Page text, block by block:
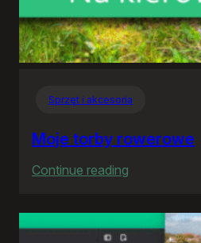
Sprzęt i akcesoria
Moje torby rowerowe
Continue reading
torby
rowerowe